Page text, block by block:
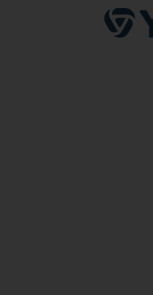
Pular para o conteúdo